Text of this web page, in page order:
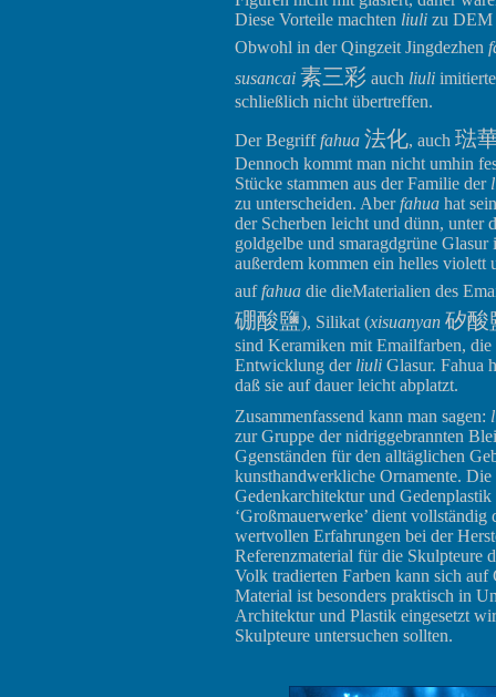
Diese Vorteile machten liuli zu DEM
Obwohl in der Qingzeit Jingdezhen
susancai 素三彩 auch liuli
schließlich nicht übertreffen.
Der Begrifffahua 法化, auch 琺
Dennoch kommt man nicht umhin
Stücke stammen aus der Familie der
zu unterscheiden. Aberfahua hat
der Scherben leicht und dünn, unter
goldgelbe und smaragdgrüne
außerdem kommen ein helles
auffahua die dieMaterialien des
硼酸鹽), Silikat (xisuanyan 矽酸
sind Keramiken mit Emailfarben,
Entwicklung der liuli Glasur. Fahua
daß sie auf dauer leicht abplatzt.
Zusammenfassend kann man sagen:
zur Gruppe der nidriggebrannten
Ggenständen für den alltäglichen
kunsthandwerkliche Ornamente.
Gedenkarchitektur und
‘Großmauerwerke’ dient
wertvollen Erfahrungen bei der
Referenzmaterial für die Skulpteure
Volk tradierten Farben kann sich
Material ist besonders praktisch in
Architektur und Plastik eingesetzt
Skulpteure untersuchen sollten.